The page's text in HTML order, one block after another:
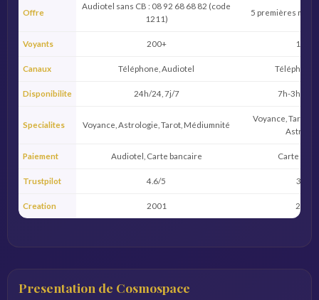
Offre
Audiotel sans CB : 08 92 68 68 82 (code
1211)
5 premières
Voyants 200+ 150+
Canaux Téléphone, Audiotel Téléphone,
Disponibilite 24h/24, 7j/7 7h-3h du
Specialites Voyance, Astrologie, Tarot, Médiumnité
Voyance, Tarot,
Paiement Audiotel, Carte bancaire Carte
Trustpilot 4.6/5 3.8/5
Creation 2001 2015
Presentation de Cosmospace